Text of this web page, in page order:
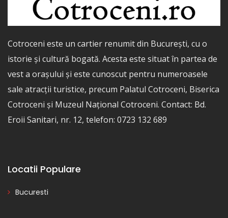
Cotroceni este un cartier renumit din București, cu o
istorie și cultură bogată. Acesta este situat în partea de
vest a orașului și este cunoscut pentru numeroasele
sale atracții turistice, precum Palatul Cotroceni, Biserica
Cotroceni și Muzeul Național Cotroceni. Contact: Bd.
Eroii Sanitari, nr. 12, telefon: 0723 132 689
Locatii Populare
Bucuresti